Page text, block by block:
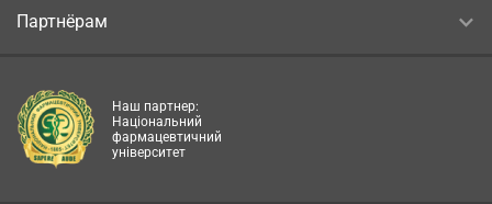
Партнёрам
Наш партнер:
Національний
фармацевтичний
університет